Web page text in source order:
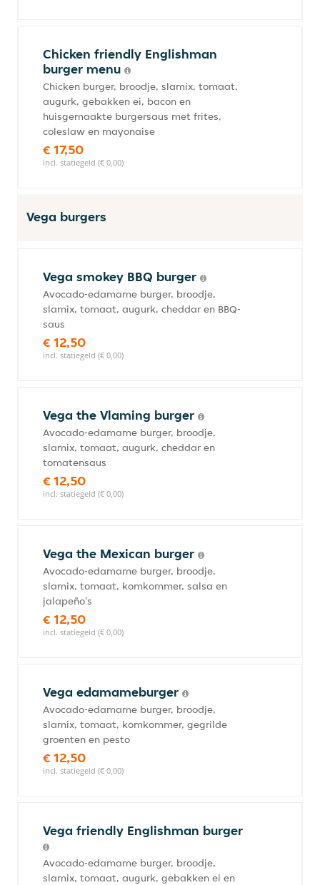
Chicken friendly Englishman
burger menu
Chicken burger, broodje, slamix, tomaat,
augurk, gebakken ei, bacon en
huisgemaakte burgersaus met frites,
coleslaw en mayonaise
€ 17,50
incl. statiegeld (€ 0,00)
Vega burgers
Vega smokey BBQ burger
Avocado-edamame burger, broodje,
slamix, tomaat, augurk, cheddar en BBQ-
saus
€ 12,50
incl. statiegeld (€ 0,00)
Vega the Vlaming burger
Avocado-edamame burger, broodje,
slamix, tomaat, augurk, cheddar en
tomatensaus
€ 12,50
incl. statiegeld (€ 0,00)
Vega the Mexican burger
Avocado-edamame burger, broodje,
slamix, tomaat, komkommer, salsa en
jalapeño's
€ 12,50
incl. statiegeld (€ 0,00)
Vega edamameburger
Avocado-edamame burger, broodje,
slamix, tomaat, komkommer, gegrilde
groenten en pesto
€ 12,50
incl. statiegeld (€ 0,00)
Vega friendly Englishman burger
Avocado-edamame burger, broodje,
slamix, tomaat, augurk, gebakken ei en